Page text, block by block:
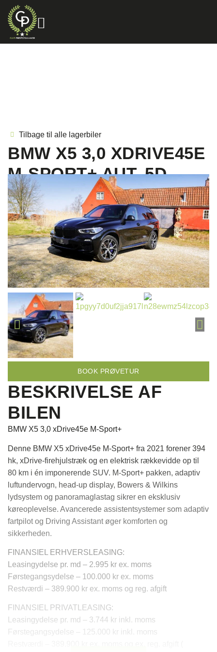
Tilbage til alle lagerbiler
BMW X5 3,0 XDRIVE45E
M-SPORT+ AUT. 5D
BOOK PRØVETUR
BESKRIVELSE AF
BILEN
BMW X5 3,0 xDrive45e M-Sport+
Denne BMW X5 xDrive45e M-Sport+ fra 2021 forener 394
hk, xDrive-firehjulstræk og en elektrisk rækkevidde op til
80 km i én imponerende SUV. M-Sport+ pakken, adaptiv
luftundervogn, head-up display, Bowers & Wilkins
lydsystem og panoramaglastag sikrer en eksklusiv
køreoplevelse. Avancerede assistentsystemer som adaptiv
fartpilot og Driving Assistant øger komforten og
sikkerheden.
FINANSIEL ERHVERSLEASING:
Leasingydelse pr. md – 2.995 kr ex. moms
Førstegangsydelse – 100.000 kr ex. moms
Restværdi – 389.900 kr ex. moms og reg. afgift
FINANSIEL PRIVATLEASING:
Leasingydelse pr. md – 3.744 kr inkl. moms
Førstegangsydelse – 125.000 kr inkl. moms